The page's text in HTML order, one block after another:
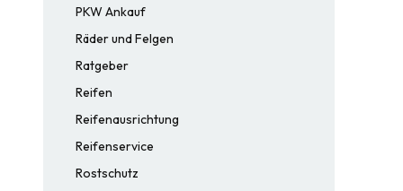
PKW Ankauf
Räder und Felgen
Ratgeber
Reifen
Reifenausrichtung
Reifenservice
Rostschutz